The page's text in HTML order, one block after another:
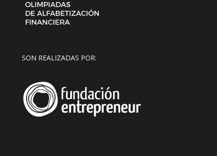
SON REALIZADAS POR: